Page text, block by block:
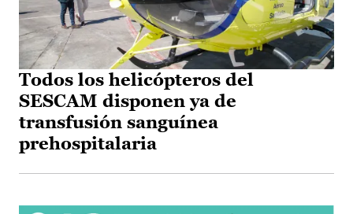
Todos los helicópteros del
SESCAM disponen ya de
transfusión sanguínea
prehospitalaria